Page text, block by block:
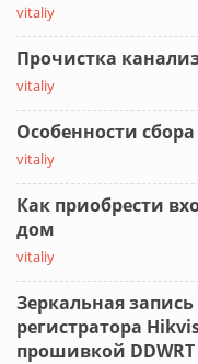
vitaliy
Прочистка
vitaliy
Особенности
vitaliy
Как приобрести
дом
vitaliy
Зеркальная
регистратора
прошивкой DDWRT